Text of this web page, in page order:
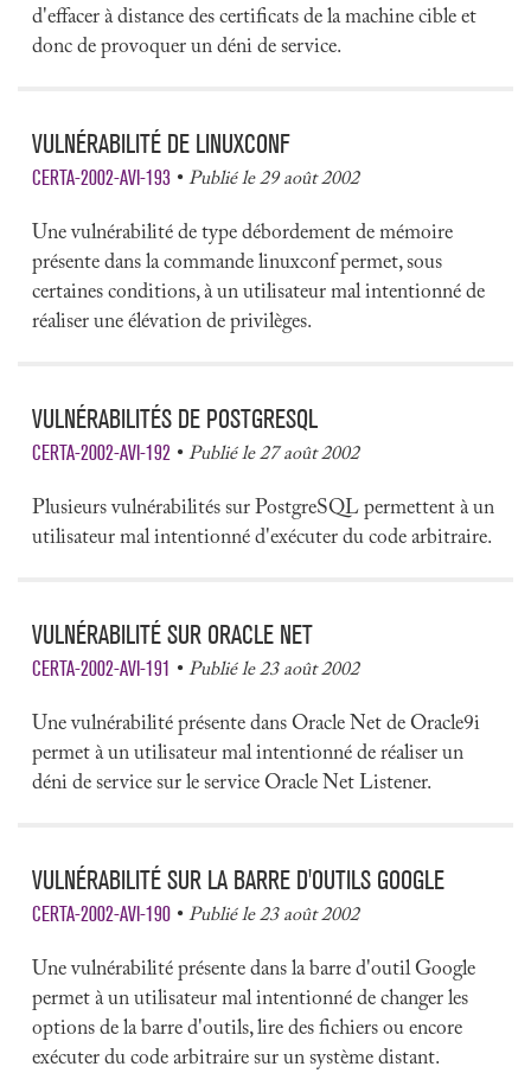
d'effacer à distance des certificats de la machine cible et
donc de provoquer un déni de service.
VULNÉRABILITÉ DE LINUXCONF
CERTA-2002-AVI-193 Publié le 29 août 2002
Une vulnérabilité de type débordement de mémoire
présente dans la commande linuxconf permet, sous
certaines conditions, à un utilisateur mal intentionné de
réaliser une élévation de privilèges.
VULNÉRABILITÉS DE POSTGRESQL
CERTA-2002-AVI-192 Publié le 27 août 2002
Plusieurs vulnérabilités sur PostgreSQL permettent à un
utilisateur mal intentionné d'exécuter du code arbitraire.
VULNÉRABILITÉ SUR ORACLE NET
CERTA-2002-AVI-191 Publié le 23 août 2002
Une vulnérabilité présente dans Oracle Net de Oracle9i
permet à un utilisateur mal intentionné de réaliser un
déni de service sur le service Oracle Net Listener.
VULNÉRABILITÉ SUR LA BARRE D'OUTILS GOOGLE
CERTA-2002-AVI-190 Publié le 23 août 2002
Une vulnérabilité présente dans la barre d'outil Google
permet à un utilisateur mal intentionné de changer les
options de la barre d'outils, lire des fichiers ou encore
exécuter du code arbitraire sur un système distant.